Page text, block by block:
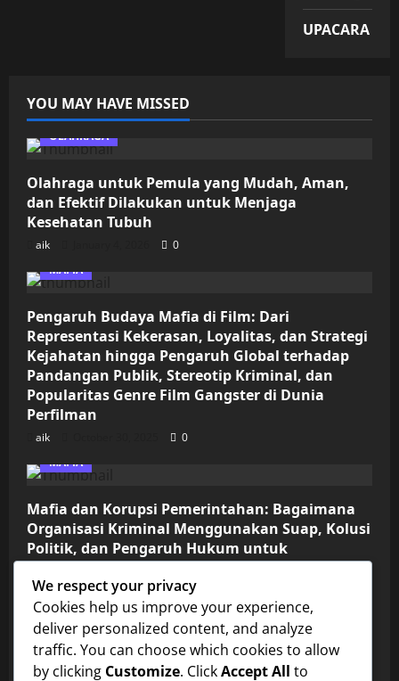
UPACARA
YOU MAY HAVE MISSED
OLAHRAGA
Olahraga untuk Pemula yang Mudah, Aman,
dan Efektif Dilakukan untuk Menjaga
Kesehatan Tubuh
aik
0
MAFIA
Pengaruh Budaya Mafia di Film: Dari
Representasi Kekerasan, Loyalitas, dan Strategi
Kejahatan hingga Pengaruh Global terhadap
Pandangan Publik, Stereotip Kriminal, dan
Popularitas Genre Film Gangster di Dunia
Perfilman
aik
0
MAFIA
Mafia dan Korupsi Pemerintahan: Bagaimana
Organisasi Kriminal Menggunakan Suap, Kolusi
Politik, dan Pengaruh Hukum untuk
Mempertahankan Kekuasaan, Mengendalikan
Bisnis Gelap, dan Memperluas Jaringan
Kejahatan di Tingkat Nasional dan
Internasional
aik October 30, 2025
0
FISIKA
We respect your privacy
Cookies help us improve your experience,
deliver personalized content, and analyze
traffic. You can choose which cookies to allow
by clicking Customize. ClickAccept All to